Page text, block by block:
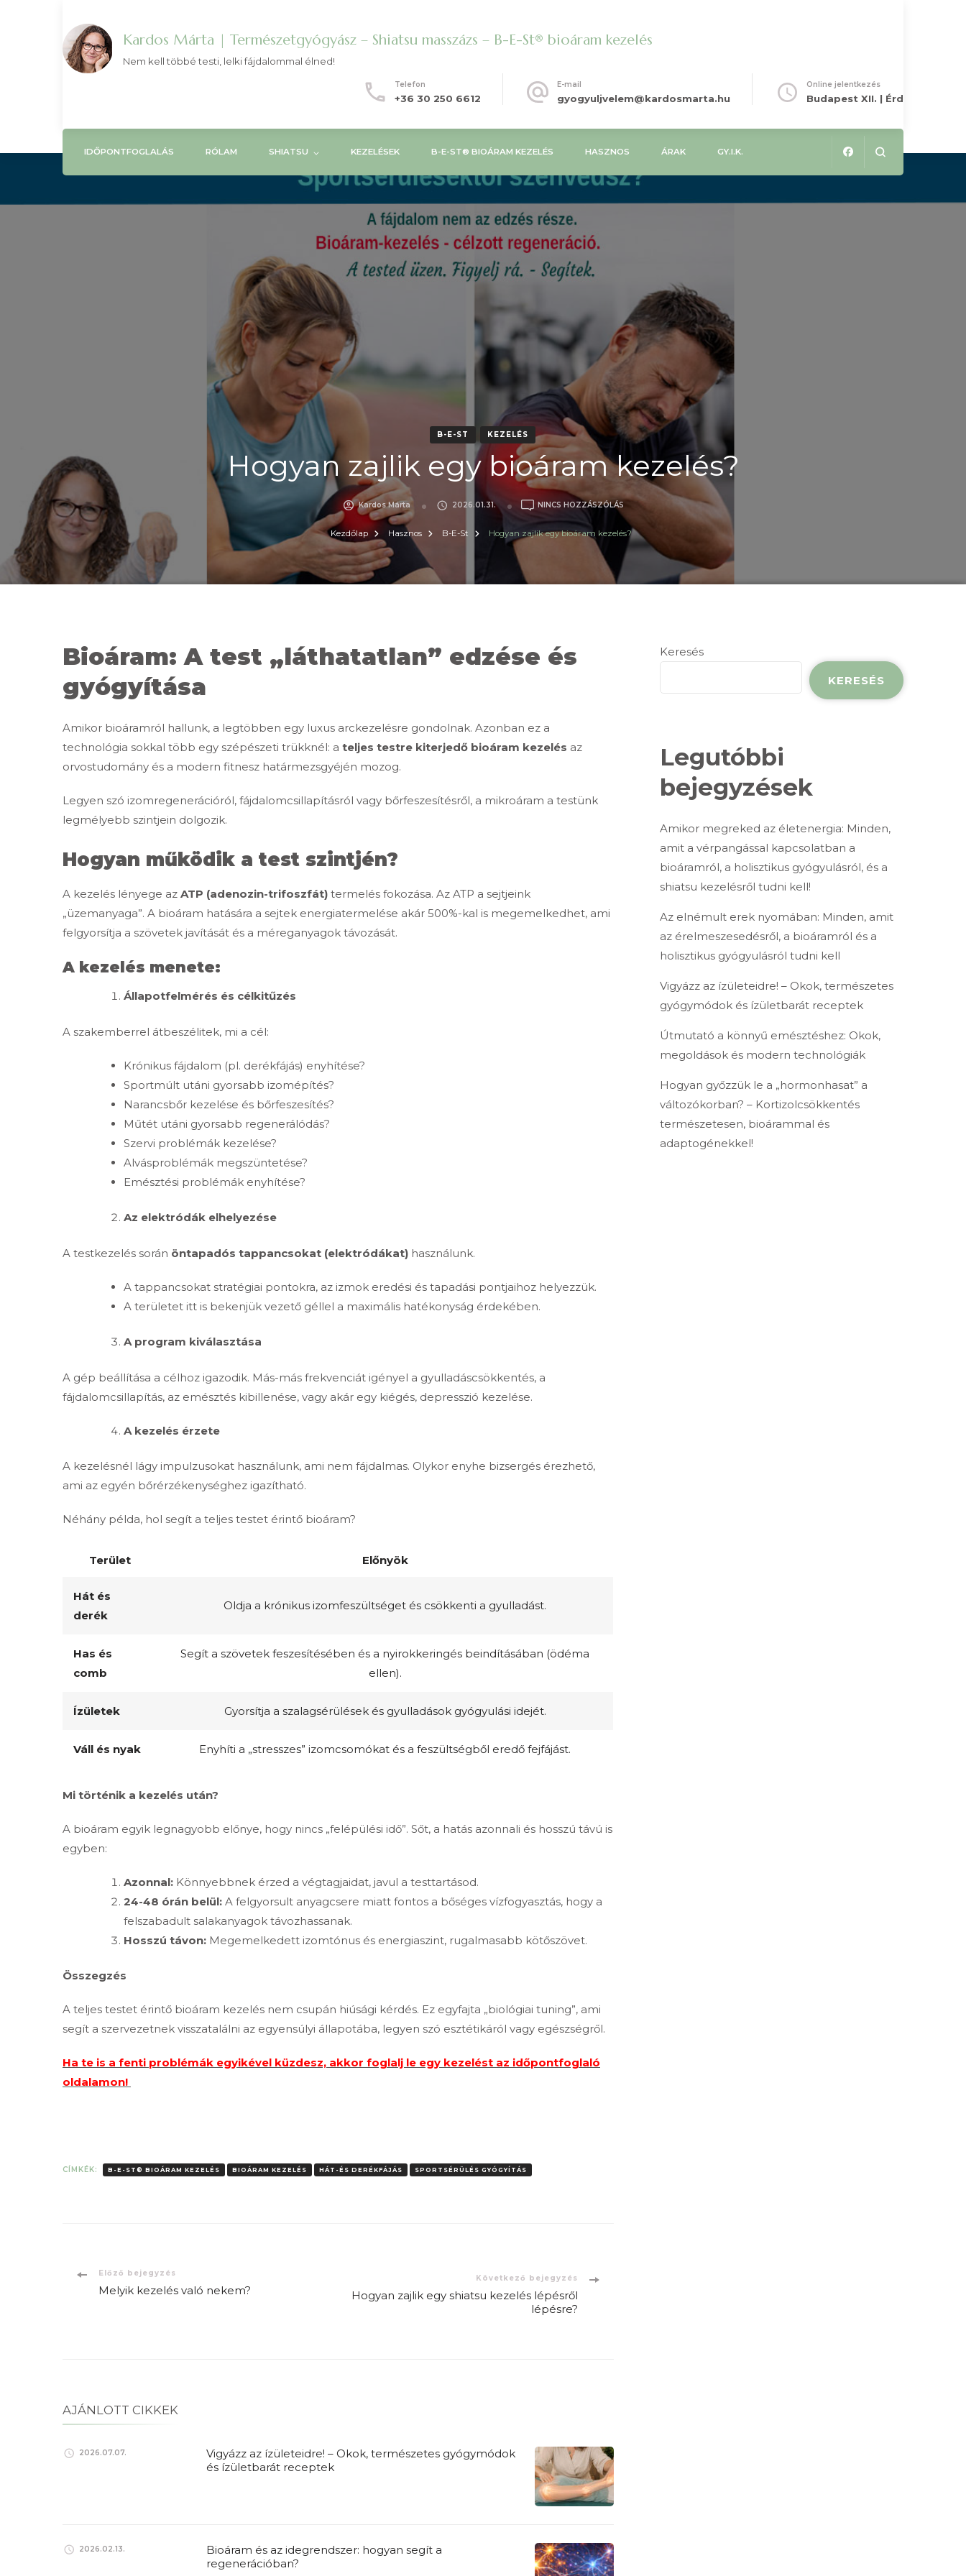
Kardos Márta | Természetgyógyász – Shiatsu masszázs – B-E-St® bioáram kezelés
Nem kell többé testi, lelki fájdalommal élned!
Telefon
+36 30 250 6612
E-mail
gyogyuljvelem@kardosmarta.hu
Online jelentkezés
Budapest XII. | Érd
IDŐPONTFOGLALÁS RÓLAM SHIATSU KEZELÉSEK B-E-ST® BIOÁRAM KEZELÉS HASZNOS ÁRAK GY.I.K.
B-E-ST KEZELÉS
Hogyan zajlik egy bioáram kezelés?
Kardos Márta 2026.01.31. NINCS HOZZÁSZÓLÁS A(Z)
HOGYAN
ZAJLIK
EGY
BIOÁRAM
BEJEGYZÉSHEZ
Kezdőlap Hasznos B-E-St Hogyan zajlik egy bioáram kezelés?
Bioáram: A test „láthatatlan” edzése és
gyógyítása
Amikor bioáramról hallunk, a legtöbben egy luxus arckezelésre gondolnak. Azonban ez a
technológia sokkal több egy szépészeti trükknél: a teljes testre kiterjedő bioáram kezelés az
orvostudomány és a modern fitnesz határmezsgyéjén mozog.
Legyen szó izomregenerációról, fájdalomcsillapításról vagy bőrfeszesítésről, a mikroáram a testünk
legmélyebb szintjein dolgozik.
Hogyan működik a test szintjén?
A kezelés lényege az ATP (adenozin-trifoszfát) termelés fokozása. Az ATP a sejtjeink
„üzemanyaga”. A bioáram hatására a sejtek energiatermelése akár 500%-kal is megemelkedhet, ami
felgyorsítja a szövetek javítását és a méreganyagok távozását.
A kezelés menete:
Állapotfelmérés és célkitűzés
A szakemberrel átbeszélitek, mi a cél:
Krónikus fájdalom (pl. derékfájás) enyhítése?
Sportmúlt utáni gyorsabb izomépítés?
Narancsbőr kezelése és bőrfeszesítés?
Műtét utáni gyorsabb regenerálódás?
Szervi problémák kezelése?
Alvásproblémák megszüntetése?
Emésztési problémák enyhítése?
Az elektródák elhelyezése
A testkezelés során öntapadós tappancsokat (elektródákat) használunk.
A tappancsokat stratégiai pontokra, az izmok eredési és tapadási pontjaihoz helyezzük.
A területet itt is bekenjük vezető géllel a maximális hatékonyság érdekében.
A program kiválasztása
A gép beállítása a célhoz igazodik. Más-más frekvenciát igényel a gyulladáscsökkentés, a
fájdalomcsillapítás, az emésztés kibillenése, vagy akár egy kiégés, depresszió kezelése.
A kezelés érzete
A kezelésnél lágy impulzusokat használunk, ami nem fájdalmas. Olykor enyhe bizsergés érezhető,
ami az egyén bőrérzékenységhez igazítható.
Néhány példa, hol segít a teljes testet érintő bioáram?
Terület Előnyök
Hát és
derék
Oldja a krónikus izomfeszültséget és csökkenti a gyulladást.
Has és
comb
Segít a szövetek feszesítésében és a nyirokkeringés beindításában (ödéma
ellen).
Ízületek Gyorsítja a szalagsérülések és gyulladások gyógyulási idejét.
Váll és nyak Enyhíti a „stresszes” izomcsomókat és a feszültségből eredő fejfájást.
Mi történik a kezelés után?
A bioáram egyik legnagyobb előnye, hogy nincs „felépülési idő”. Sőt, a hatás azonnali és hosszú távú is
egyben:
Azonnal: Könnyebbnek érzed a végtagjaidat, javul a testtartásod.
24-48 órán belül: A felgyorsult anyagcsere miatt fontos a bőséges vízfogyasztás, hogy a
felszabadult salakanyagok távozhassanak.
Hosszú távon: Megemelkedett izomtónus és energiaszint, rugalmasabb kötőszövet.
Összegzés
A teljes testet érintő bioáram kezelés nem csupán hiúsági kérdés. Ez egyfajta „biológiai tuning”, ami
segít a szervezetnek visszatalálni az egyensúlyi állapotába, legyen szó esztétikáról vagy egészségről.
Ha te is a fenti problémák egyikével küzdesz, akkor foglalj le egy kezelést az időpontfoglaló
oldalamon!
CÍMKÉK: B-E-ST® BIOÁRAM KEZELÉS BIOÁRAM KEZELÉS HÁT-ÉS DERÉKFÁJÁS SPORTSÉRÜLÉS GYÓGYÍTÁS
Bejegyzések
Előző bejegyzés
Melyik kezelés való nekem?
Következő bejegyzés
Hogyan zajlik egy shiatsu kezelés lépésről
lépésre?
AJÁNLOTT CIKKEK
2026.07.07.
Vigyázz az ízületeidre! – Okok, természetes gyógymódok
és ízületbarát receptek
2026.02.13.
Bioáram és az idegrendszer: hogyan segít a
regenerációban?
Keresés
KERESÉS
Legutóbbi
bejegyzések
Amikor megreked az életenergia: Minden,
amit a vérpangással kapcsolatban a
bioáramról, a holisztikus gyógyulásról, és a
shiatsu kezelésről tudni kell!
Az elnémult erek nyomában: Minden, amit
az érelmeszesedésről, a bioáramról és a
holisztikus gyógyulásról tudni kell
Vigyázz az ízületeidre! – Okok, természetes
gyógymódok és ízületbarát receptek
Útmutató a könnyű emésztéshez: Okok,
megoldások és modern technológiák
Hogyan győzzük le a „hormonhasat” a
változókorban? – Kortizolcsökkentés
természetesen, bioárammal és
adaptogénekkel!